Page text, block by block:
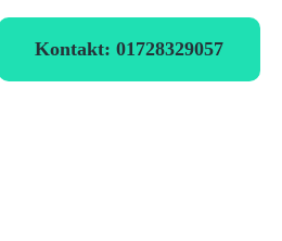
Kontakt: 01728329057